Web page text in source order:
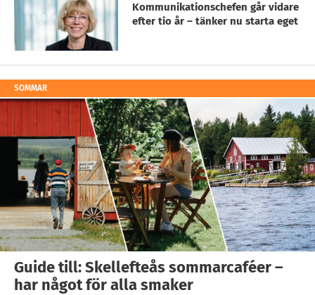
Kommunikationschefen går vidare
efter tio år – tänker nu starta eget
SOMMAR
Guide till: Skellefteås sommarcaféer –
har något för alla smaker